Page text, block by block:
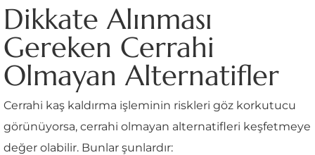
Dikkate Alınması
Gereken Cerrahi
Olmayan Alternatifler
Cerrahi kaş kaldırma işleminin riskleri göz korkutucu
görünüyorsa, cerrahi olmayan alternatifleri keşfetmeye
değer olabilir. Bunlar şunlardır: